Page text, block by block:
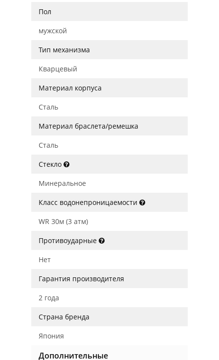
Пол
мужской
Тип механизма
Кварцевый
Материал корпуса
Сталь
Материал браслета/ремешка
Сталь
Стекло
Минеральное
Класс водонепроницаемости
WR 30м (3 атм)
Противоударные
Нет
Гарантия производителя
2 года
Страна бренда
Япония
Дополнительные